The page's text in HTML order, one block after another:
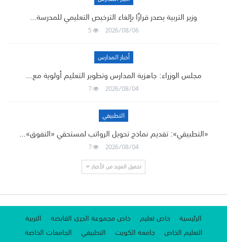
وزير التربية يصدر قرارًا بإلغاء الترخيص التعليمي للمدرسة…
2026/08/06
5
أخبار المدارس
مجلس الوزراء: جاهزية المدارس وتطوير التعليم أولوية مع…
2026/08/04
7
التطبيقي
«التطبيقي»: تقديم نماذج تحويل الرواتب لمستحقي «التفوق»…
2026/08/04
7
تحميل المزيد من الأخبار
الرئيسية خاص تعليم خاص مجموعة الجري القابضة
التربية
التعليم الخاص
جامعة الكويت التطبيقي
الجامعات الخاصة